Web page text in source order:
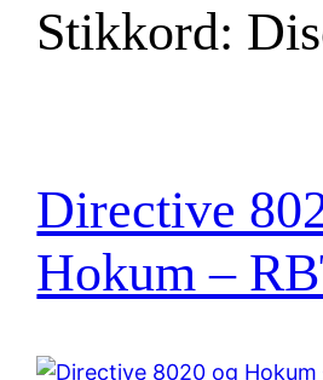
Stikkord:
Directive
Hokum –